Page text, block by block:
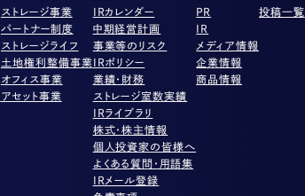
ストレージ事業
パートナー制度
ストレージライフ
土地権利整備事業
オフィス事業
アセット事業
IRカレンダー
中期経営計画
事業等のリスク
IRポリシー
業績・財務
ストレージ室数実績
IRライブラリ
株式・株主情報
個人投資家の皆様へ
よくある質問・用語集
IRメール登録
PR
IR
メディア情報
企業情報
商品情報
投稿一覧